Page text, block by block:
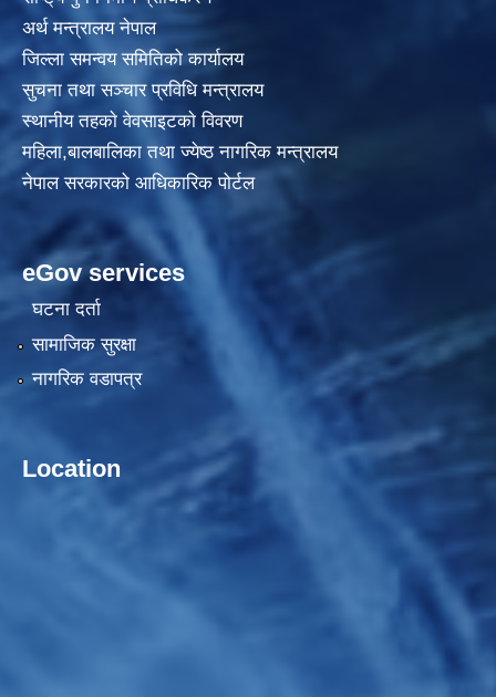
अर्थ मन्त्रालय नेपाल
जिल्ला समन्वय समितिको कार्यालय
सुचना तथा सञ्चार प्रविधि मन्त्रालय
स्थानीय तहकाे वेवसाइटकाे विवरण
महिला,बालबालिका तथा ज्येष्ठ नागरिक मन्त्रालय
नेपाल सरकारको आधिकारिक पोर्टल
eGov services
घटना दर्ता
सामाजिक सुरक्षा
नागरिक वडापत्र
Location